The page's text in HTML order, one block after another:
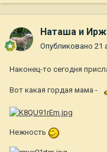
Наташа и
Опубликовано 21
Наконец-то сегодня
Вот какая гордая мама -
Нежность